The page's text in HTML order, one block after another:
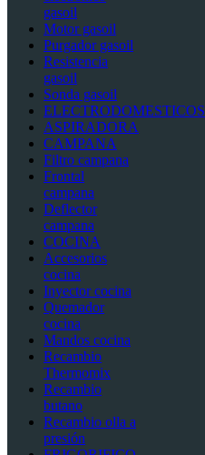
gasoil
Motor gasoil
Purgador gasoil
Resistencia
gasoil
Sonda gasoil
ELECTRODOMESTICOS
ASPIRADORA
CAMPANA
Filtro campana
Frontal
campana
Deflector
campana
COCINA
Accesorios
cocina
Inyector cocina
Quemador
cocina
Mandos cocina
Recambio
Thermomix
Recambio
butano
Recambio olla a
presión